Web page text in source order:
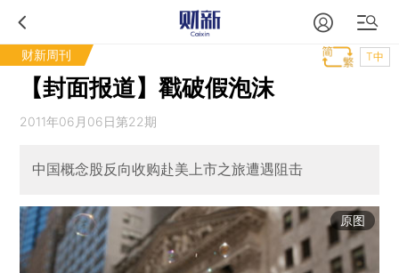
财新周刊 T中
【封面报道】戳破假泡沫
2011年06月06日第22期
中国概念股反向收购赴美上市之旅遭遇阻击
原图